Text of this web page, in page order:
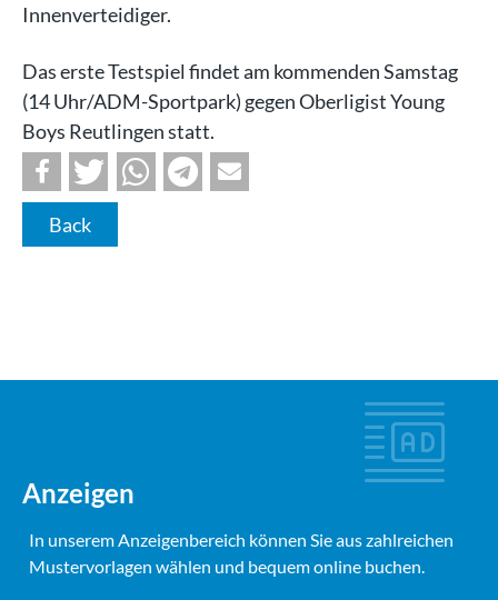
Innenverteidiger.
Das erste Testspiel findet am kommenden Samstag
(14 Uhr/ADM-Sportpark) gegen Oberligist Young
Boys Reutlingen statt.
Back
Anzeigen
In unserem Anzeigenbereich können Sie aus zahlreichen
Mustervorlagen wählen und bequem online buchen.